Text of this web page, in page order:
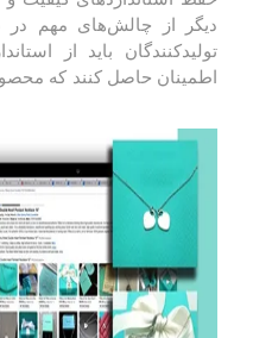
دیگر از چالش‌های مهم
تولیدکنندگان باید از
اطمینان حاصل کنند که